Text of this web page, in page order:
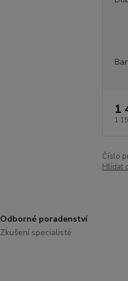
1
1
Číslo
Hlídat
Odborné poradenství
Zkušení specialisté